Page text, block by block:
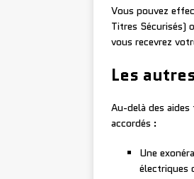
Vous pouvez
Titres Sécurisés)
vous recevrez
Les
Au-delà des
accordés :
Une
électriques